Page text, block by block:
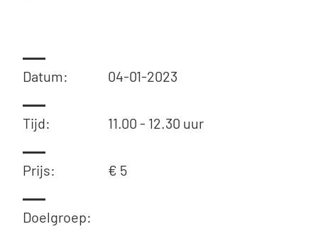
Datum: 04-01-2023
Tijd: 11.00 - 12.30 uur
Prijs: € 5
Doelgroep: